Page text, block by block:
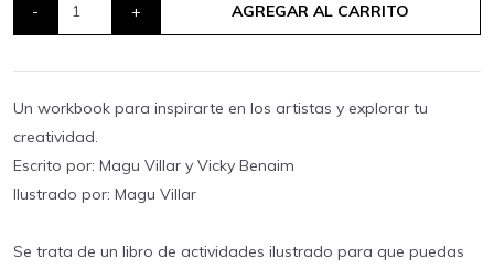
- + AGREGAR AL CARRITO
Un workbook para inspirarte en los artistas y explorar tu
creatividad.
Escrito por: Magu Villar y Vicky Benaim
Ilustrado por: Magu Villar
Se trata de un libro de actividades ilustrado para que puedas